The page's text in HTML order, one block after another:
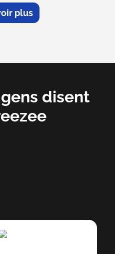
plus
disent